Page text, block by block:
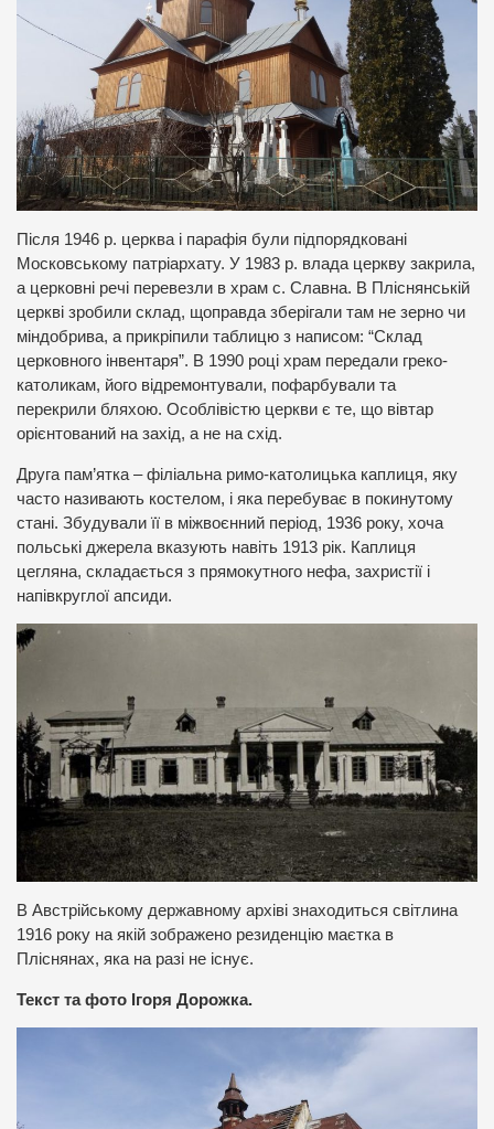
Після 1946 р. церква і парафія були підпорядковані
Московському патріархату. У 1983 р. влада церкву закрила,
а церковні речі перевезли в храм с. Славна. В Пліснянській
церкві зробили склад, щоправда зберігали там не зерно чи
міндобрива, а прикріпили таблицю з написом: “Склад
церковного інвентаря”. В 1990 році храм передали греко-
католикам, його відремонтували, пофарбували та
перекрили бляхою. Особлівістю церкви є те, що вівтар
орієнтований на захід, а не на схід.
Друга пам’ятка – філіальна римо-католицька каплиця, яку
часто називають костелом, і яка перебуває в покинутому
стані. Збудували її в міжвоєнний період, 1936 року, хоча
польські джерела вказують навіть 1913 рік. Каплиця
цегляна, складається з прямокутного нефа, захристії і
напівкруглої апсиди.
В Австрійському державному архіві знаходиться світлина
1916 року на якій зображено резиденцію маєтка в
Пліснянах, яка на разі не існує.
Текст та фото Ігоря Дорожка.